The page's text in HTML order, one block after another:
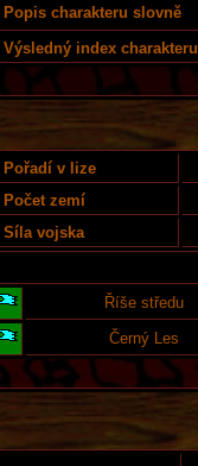
Popis charakteru slovně
Výsledný index charakteru
Pořadí v lize
Počet zemí
Síla vojska
Říše středu
Černý Les